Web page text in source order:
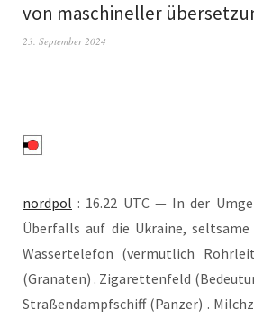
von maschineller
23. September 2024
nord­pol : 16.22 UTC — In der
Über­falls auf die Ukrai­ne,
Was­ser­te­le­fon (ver­mut­lich
(Gra­na­ten) . Ziga­ret­ten­feld
Stra­ßen­dampf­schiff (Pan­zer) .